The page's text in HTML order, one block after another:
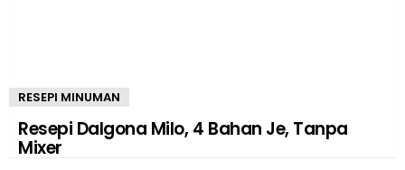
RESEPI MINUMAN
Resepi Dalgona Milo, 4 Bahan Je, Tanpa
Mixer